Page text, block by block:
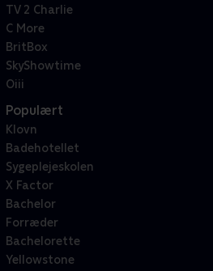
TV 2 Charlie
C More
BritBox
SkyShowtime
Oiii
Populært
Klovn
Badehotellet
Sygeplejeskolen
X Factor
Bachelor
Forræder
Bachelorette
Yellowstone